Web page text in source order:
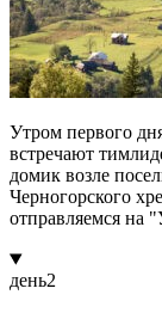
Утром первого
встречают
домик возле
Черногорского
отправляемся на
день2